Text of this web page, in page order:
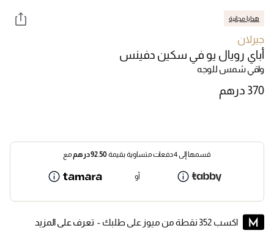
هدايا مجانية
جيرلان
أباي رويال يو في سكين دفينس
واقي شمس للوجه
قسمها إلى 4 دفعات متساوية بقيمة 92.50درهممع
أو
اكسب 352 نقطة من ميوز على طلبك - تعرف على المزيد